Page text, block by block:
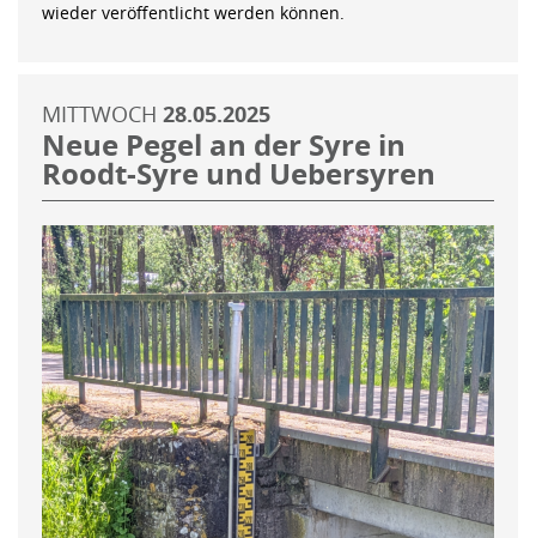
wieder veröffentlicht werden können.
MITTWOCH 28.05.2025
Neue Pegel an der Syre in
Roodt-Syre und Uebersyren